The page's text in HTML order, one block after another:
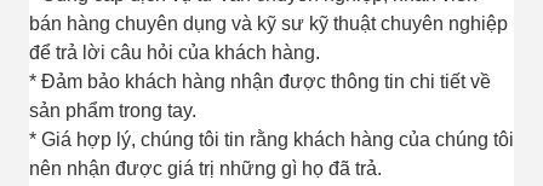
bán hàng chuyên dụng và kỹ sư kỹ thuật chuyên nghiệp
để trả lời câu hỏi của khách hàng.
* Đảm bảo khách hàng nhận được thông tin chi tiết về
sản phẩm trong tay.
* Giá hợp lý, chúng tôi tin rằng khách hàng của chúng tôi
nên nhận được giá trị những gì họ đã trả.